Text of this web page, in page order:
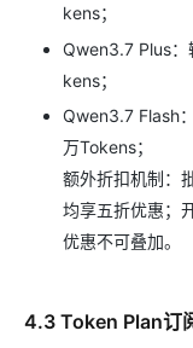
kens；
Qwen3.7 Plus
kens；
Qwen3.7 Flash
万Tokens；
额外折扣机制：
均享五折优惠；
优惠不可叠加。
4.3 Token Plan订